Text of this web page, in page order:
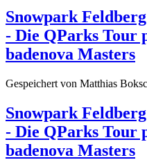
Snowpark
- Die QParks Tour
badenova Masters
Gespeichert von Matthias
Snowpark
- Die QParks Tour
badenova Masters